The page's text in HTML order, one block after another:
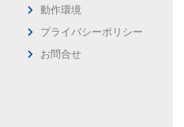
動作環境
プライバシーポリシー
お問合せ